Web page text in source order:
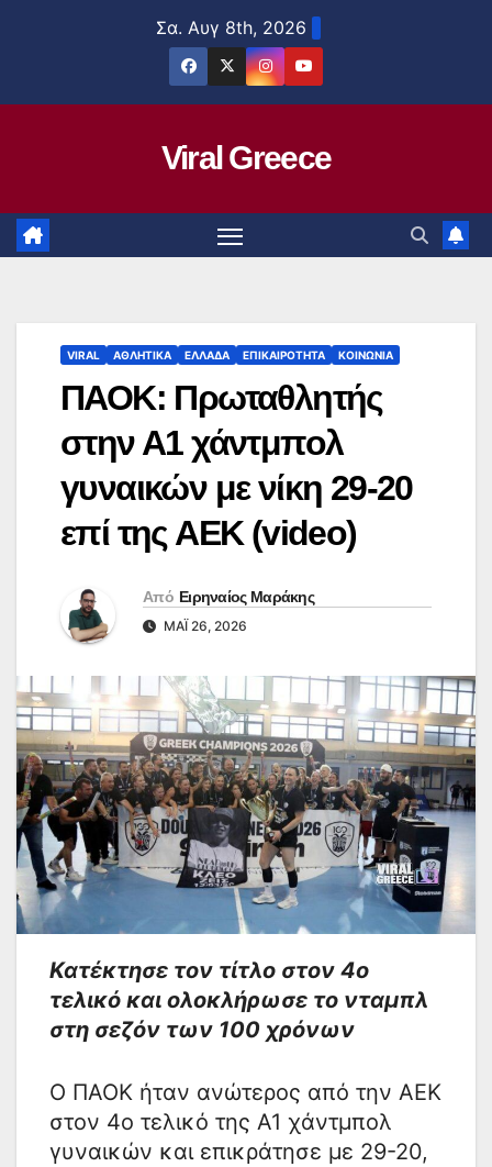
Σα. Αυγ 8th, 2026
Viral Greece
VIRAL ΑΘΛΗΤΙΚΑ ΕΛΛΑΔΑ ΕΠΙΚΑΙΡΟΤΗΤΑ ΚΟΙΝΩΝΙΑ
ΠΑΟΚ: Πρωταθλητής
στην Α1 χάντμπολ
γυναικών με νίκη 29-20
επί της ΑΕΚ (video)
Από Ειρηναίος Μαράκης
ΜΆΙ 26, 2026
Κατέκτησε τον τίτλο στον 4ο
τελικό και ολοκλήρωσε το νταμπλ
στη σεζόν των 100 χρόνων
Ο ΠΑΟΚ ήταν ανώτερος από την ΑΕΚ
στον 4ο τελικό της Α1 χάντμπολ
γυναικών και επικράτησε με 29-20,